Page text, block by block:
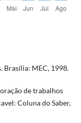
Brasília: MEC, 1998.
de trabalhos
Coluna do Saber,